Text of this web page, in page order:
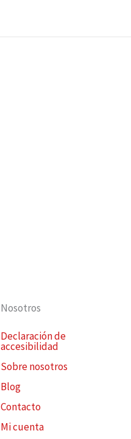
Nosotros
Declaración de
accesibilidad
Sobre nosotros
Blog
Contacto
Mi cuenta